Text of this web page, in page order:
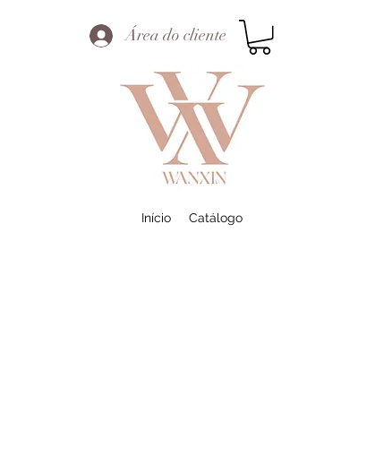
Área do cliente
Início Catálogo